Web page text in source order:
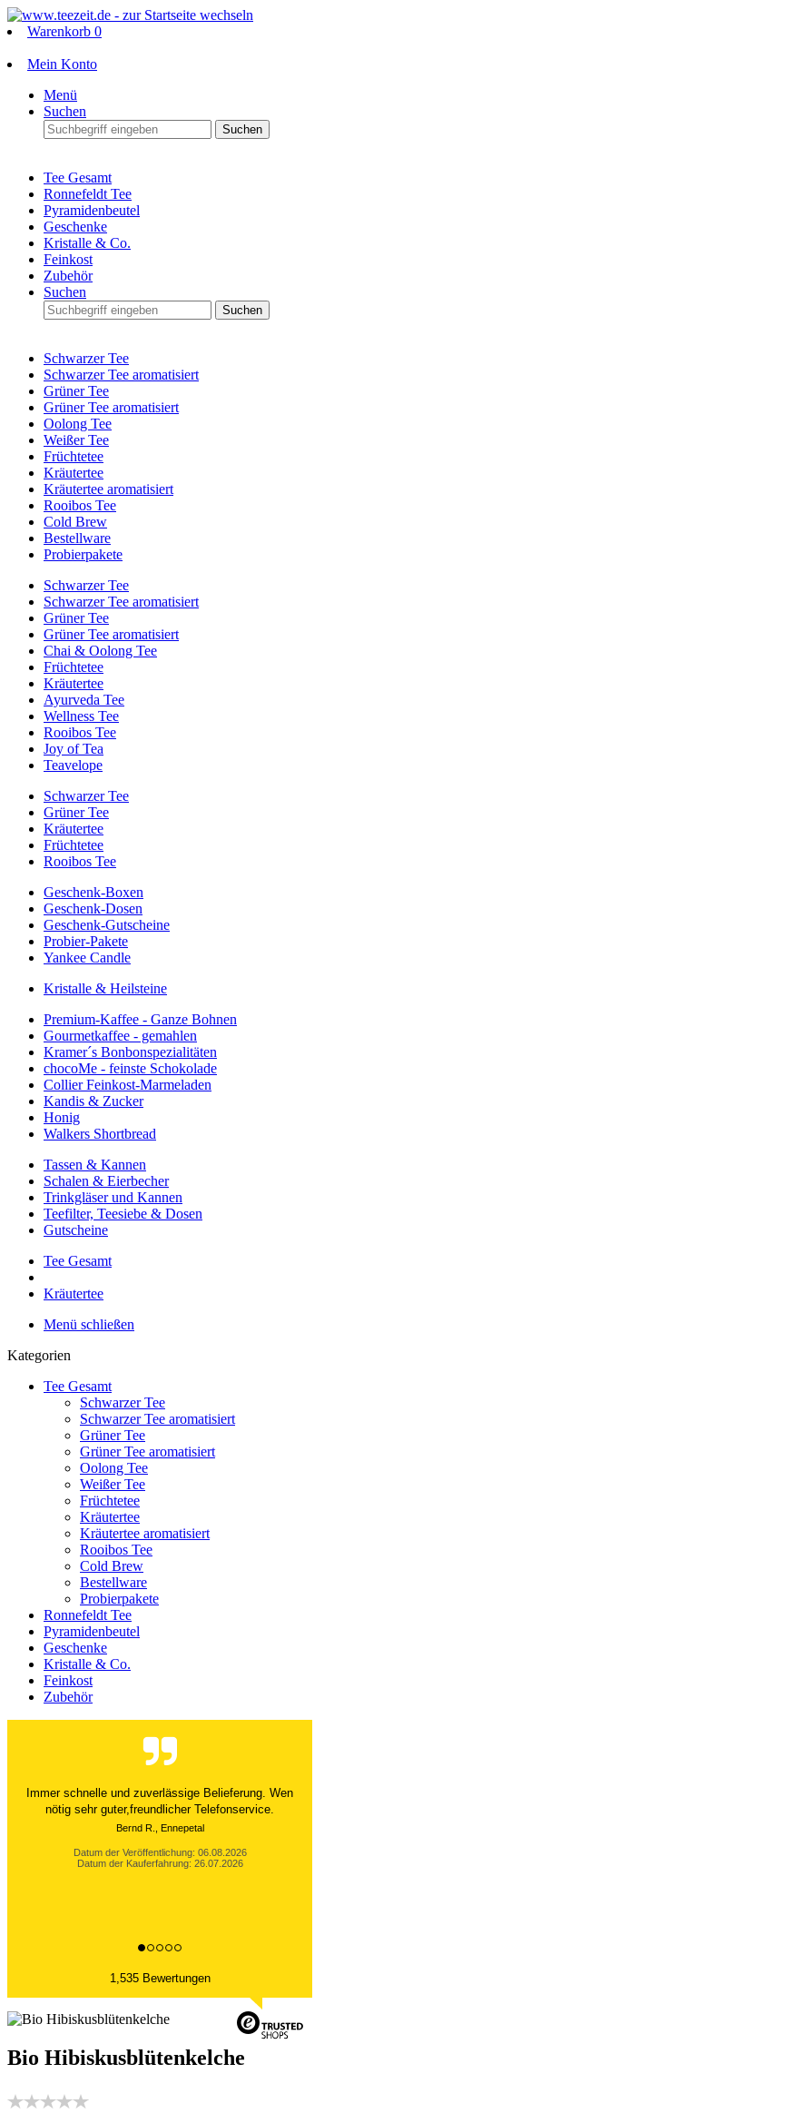
Warenkorb 0
Mein Konto
Menü
Suchen
Suchen
Tee Gesamt
Ronnefeldt Tee
Pyramidenbeutel
Geschenke
Kristalle & Co.
Feinkost
Zubehör
Suchen
Suchen
Schwarzer Tee
Schwarzer Tee aromatisiert
Grüner Tee
Grüner Tee aromatisiert
Oolong Tee
Weißer Tee
Früchtetee
Kräutertee
Kräutertee aromatisiert
Rooibos Tee
Cold Brew
Bestellware
Probierpakete
Schwarzer Tee
Schwarzer Tee aromatisiert
Grüner Tee
Grüner Tee aromatisiert
Chai & Oolong Tee
Früchtetee
Kräutertee
Ayurveda Tee
Wellness Tee
Rooibos Tee
Joy of Tea
Teavelope
Schwarzer Tee
Grüner Tee
Kräutertee
Früchtetee
Rooibos Tee
Geschenk-Boxen
Geschenk-Dosen
Geschenk-Gutscheine
Probier-Pakete
Yankee Candle
Kristalle & Heilsteine
Premium-Kaffee - Ganze Bohnen
Gourmetkaffee - gemahlen
Kramer´s Bonbonspezialitäten
chocoMe - feinste Schokolade
Collier Feinkost-Marmeladen
Kandis & Zucker
Honig
Walkers Shortbread
Tassen & Kannen
Schalen & Eierbecher
Trinkgläser und Kannen
Teefilter, Teesiebe & Dosen
Gutscheine
Tee Gesamt
Kräutertee
Menü schließen
Kategorien
Tee Gesamt
Schwarzer Tee
Schwarzer Tee aromatisiert
Grüner Tee
Grüner Tee aromatisiert
Oolong Tee
Weißer Tee
Früchtetee
Kräutertee
Kräutertee aromatisiert
Rooibos Tee
Cold Brew
Bestellware
Probierpakete
Ronnefeldt Tee
Pyramidenbeutel
Geschenke
Kristalle & Co.
Feinkost
Zubehör
Der Versand ist immer innerhalb von 24 Stunden
abgewickelt. Grossartig. Ich liebe die 1kg
Alubeutel.
Datum der Veröffentlichung: 06.08.2026
Datum der Kauferfahrung: 27.07.2026
1,535 Bewertungen
Bio Hibiskusblütenkelche